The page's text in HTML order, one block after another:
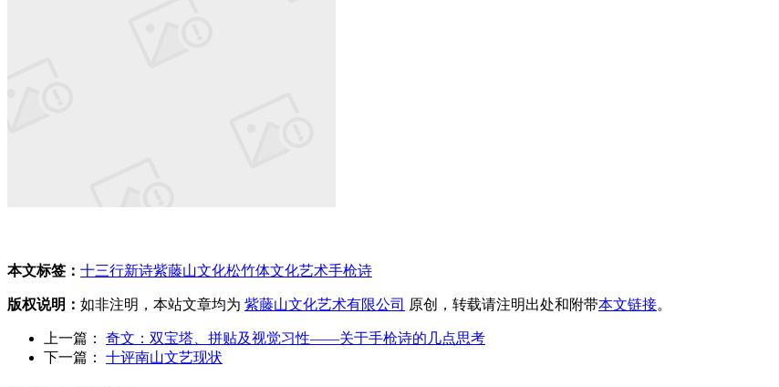
本文标签： 十三行新诗紫藤山文化松竹体文化艺术手枪诗
版权说明： 如非注明，本站文章均为 紫藤山文化艺术有限公司 原创，转载请注明出处和附带本文链接。
上一篇： 奇文：双宝塔、拼贴及视觉习性——关于手枪诗的几点思考
下一篇： 十评南山文艺现状